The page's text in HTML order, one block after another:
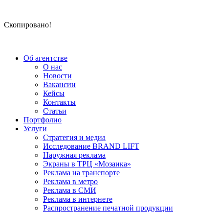
Скопировано!
Об агентстве
О нас
Новости
Вакансии
Кейсы
Контакты
Статьи
Портфолио
Услуги
Стратегия и медиа
Исследование BRAND LIFT
Наружная реклама
Экраны в ТРЦ «Мозаика»
Реклама на транспорте
Реклама в метро
Реклама в СМИ
Реклама в интернете
Распространение печатной продукции